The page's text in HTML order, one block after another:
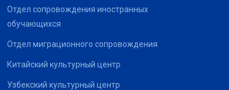
Отдел сопровождения иностранных
обучающихся
Отдел миграционного сопровождения
Китайский культурный центр
Узбекский культурный центр